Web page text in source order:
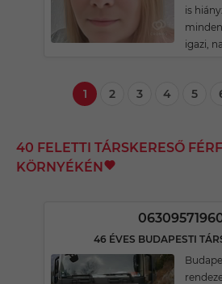
is
igazi,
1 2 3 4 5
40 FELETTI TÁRSKERESŐ
KÖRNYÉKÉN
46 ÉVES BUDAPESTI